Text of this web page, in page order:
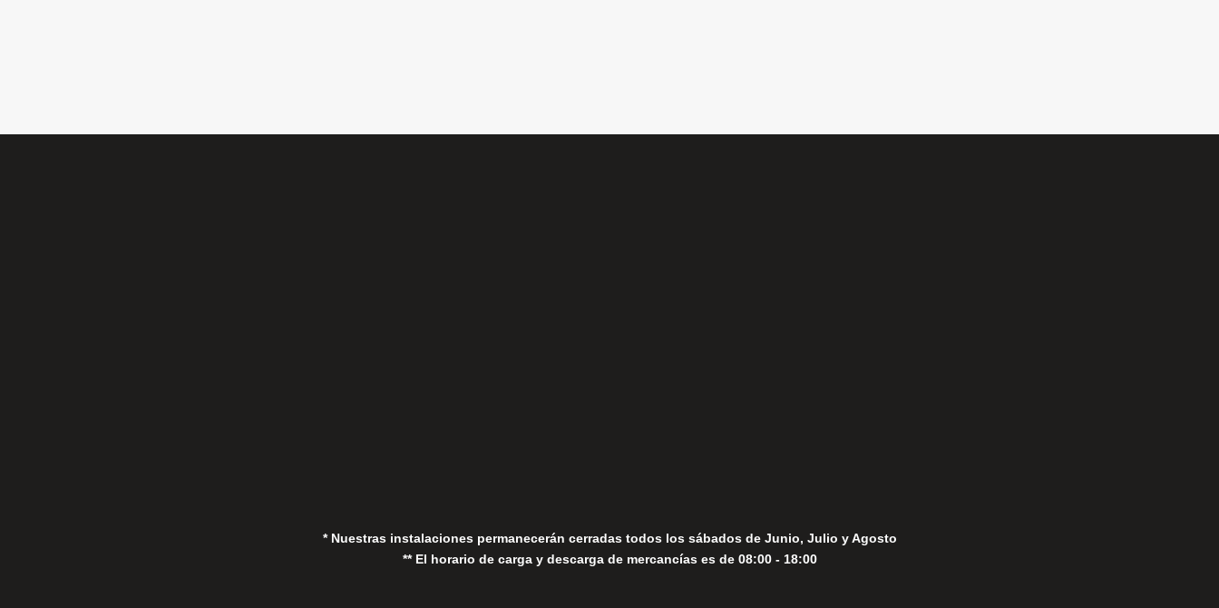
* Nuestras instalaciones permanecerán cerradas todos los sábados de Junio, Julio y Agosto
** El horario de carga y descarga de mercancías es de 08:00 - 18:00